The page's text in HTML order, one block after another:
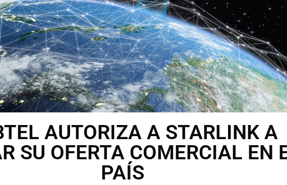
AUTORIZA A STARLINK A
SU OFERTA COMERCIAL EN
PAÍS